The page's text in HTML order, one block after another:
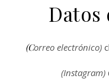
Datos
(Correo electrónico)
(Instagram)